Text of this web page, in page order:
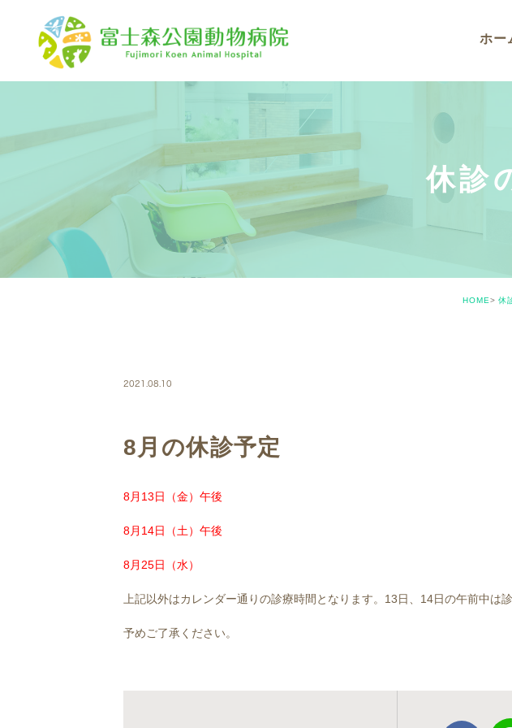
ホー
休診
HOME 休
2021.08.10
8月の休診予定
8月13日（金）午後
8月14日（土）午後
8月25日（水）
上記以外はカレンダー通りの診療時間となります。13日、14日の午前中は診
予めご了承ください。